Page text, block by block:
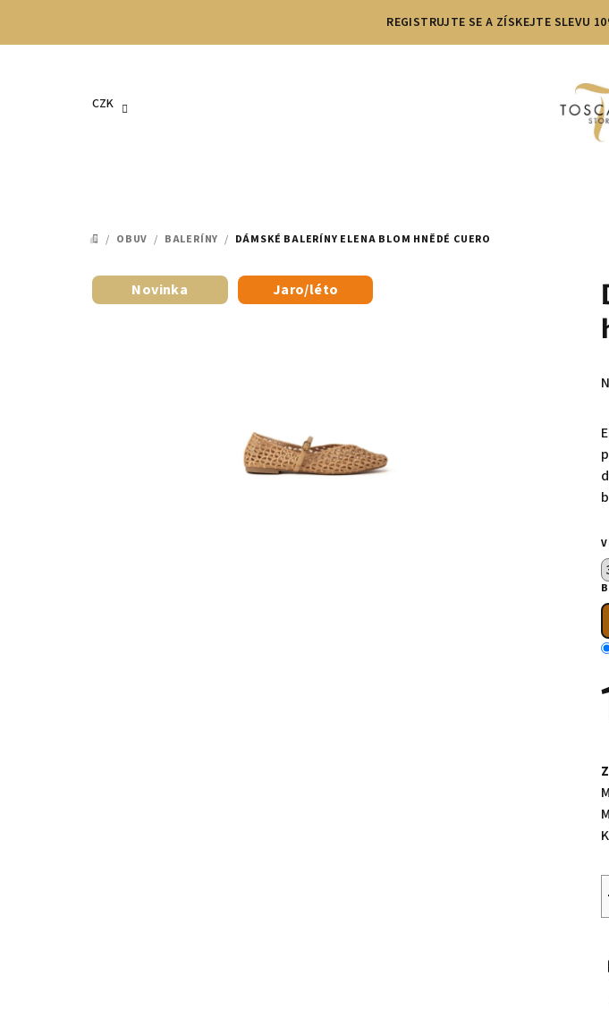
REGISTRUJTE SE A ZÍSKEJTE SLEVU
CZK
DOMŮ
/ OBUV / BALERÍNY / DÁMSKÉ BALERÍNY ELENA BLOM HNĚDÉ CUERO
z
Novinka Jaro/léto